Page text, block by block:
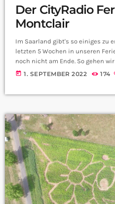
Der CityRadio
Montclair
Im Saarland gibt's so einiges zu
letzten 5 Wochen in unseren
noch nicht am Ende. So gehen
steht im Wald die Burg Montclair.
today 1. SEPTEMBER 2022 174